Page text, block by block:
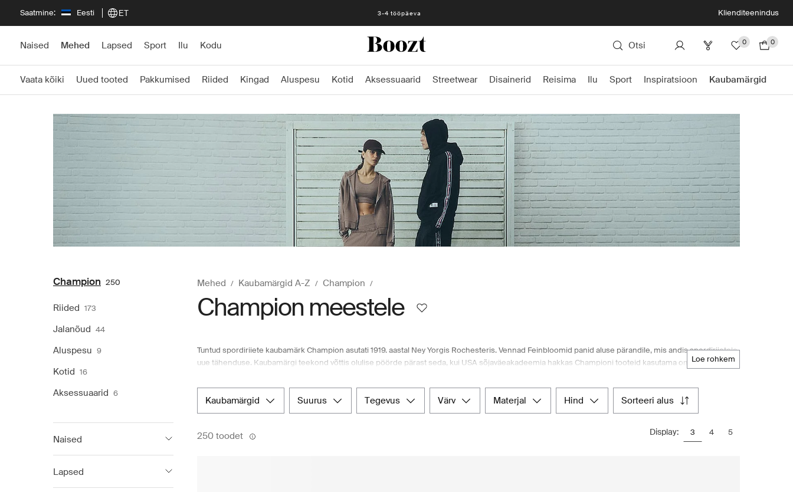
Saatmine: Eesti ET 3-4 tööpäeva
Lihtne tagastamine 30 päeva jooksul Klienditeenindus
Naised Mehed Lapsed Sport Ilu Kodu Otsi 0 0
Vaata kõiki Uued tooted Pakkumised Riided Kingad Aluspesu Kotid Aksessuaarid Streetwear Disainerid Reisima Ilu Sport Inspiratsioon Kaubamärgid
Champion 250
Riided 173
Jalanõud 44
Aluspesu 9
Kotid 16
Aksessuaarid 6
Naised
Lapsed
Mehed Kaubamärgid A-Z Champion
Champion meestele
loe rohkem
Tuntud spordiriiete kaubamärk Champion asutati 1919. aastal Ney Yorgis Rochesteris. Vennad Feinbloomid panid aluse pärandile, mis andis spordiriietele
uue tähenduse. Kaubamärgi teekond võttis olulise pöörde pärast seda, kui USA sõjaväeakadeemia hakkas Championi tooteid kasutama oma
kaubamärk, esitledes pühendumust kvaliteedile ja tulemuslikkusele. Kaubamärgi portfoolios on lai valik tooteid alates argiriietest nagu T-särgid,
kapuutsiga pusad ja retuusid kuni sandaalide ja teiste jalatsiteni. Lisaks aksessuaarid nagu kotid ja mütsid. Champion on uhke maailma esimese
kapuutsiga dressipluusi tootmise üle. See praktiline riideese loodi sportlaste soojana hoidmiseks mängude ja treeningute ajal. Avasta sujuv
kaubamärgid suurus tegevus värv materjal hind sorteeri alus
250 toodet Display: 3 4 5